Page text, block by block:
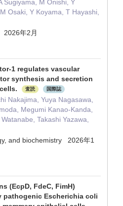
Sugiyama, M Onishi, Y
Osaki, Y Koyama, T Hayashi,
年2月
1 regulates vascular
synthesis and secretion
査読 国際誌
Nakajima, Yuya Nagasawa,
Megumi Kanao-Kanda,
Takashi Yazawa,
and biochemistry 2026年1
(EcpD, FdeC, FimH)
pathogenic Escherichia coli